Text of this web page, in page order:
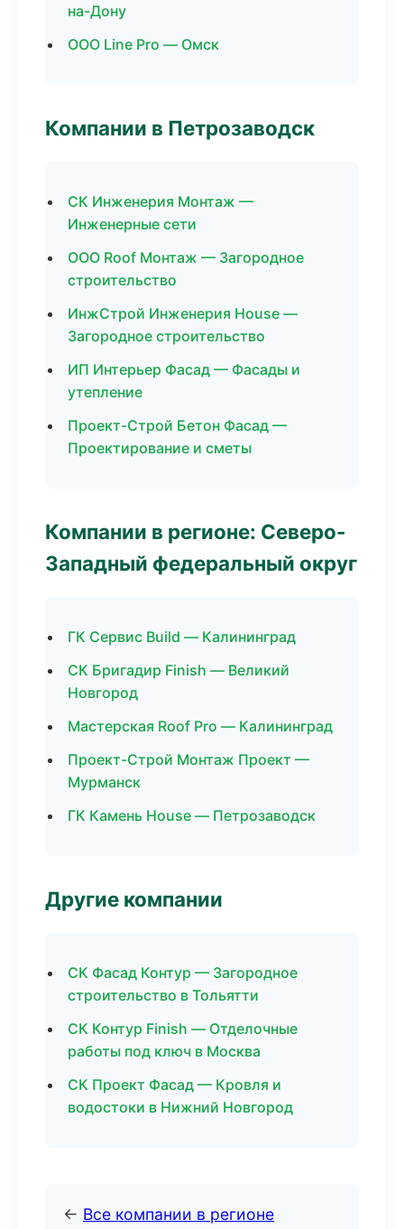
на-Дону
ООО Line Pro — Омск
Компании в Петрозаводск
СК Инженерия Монтаж —
Инженерные сети
ООО Roof Монтаж — Загородное
строительство
ИнжСтрой Инженерия House —
Загородное строительство
ИП Интерьер Фасад — Фасады и
утепление
Проект-Строй Бетон Фасад —
Проектирование и сметы
Компании в регионе: Северо-
Западный федеральный округ
ГК Сервис Build — Калининград
СК Бригадир Finish — Великий
Новгород
Мастерская Roof Pro — Калининград
Проект-Строй Монтаж Проект —
Мурманск
ГК Камень House — Петрозаводск
Другие компании
СК Фасад Контур — Загородное
строительство в Тольятти
СК Контур Finish — Отделочные
работы под ключ в Москва
СК Проект Фасад — Кровля и
водостоки в Нижний Новгород
← Все компании в регионе